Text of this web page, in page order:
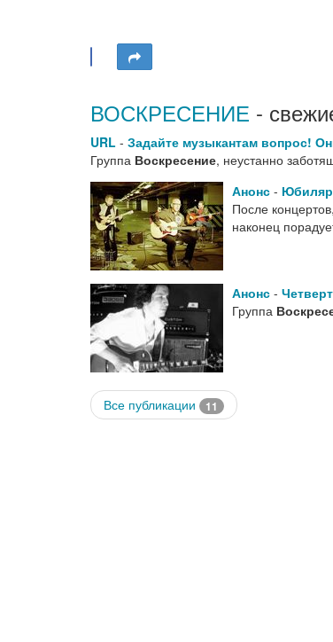
ВОСКРЕСЕНИЕ -
URL - Задайте музыкантам вопрос!
Группа Воскресение, неустанно
Анонс -
После
наконец
Анонс -
Группа
Все публикации 11